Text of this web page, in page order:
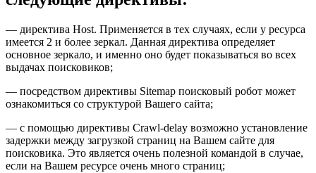
— директива Host. Применяется в тех случаях, если у ресурса
имеется 2 и более зеркал. Данная директива определяет
основное зеркало, и именно оно будет показываться во всех
выдачах поисковиков;
— посредством директивы Sitеmap поисковый робот может
ознакомиться со структурой Вашего сайта;
— с помощью директивы Crawl-dеlay возможно установление
задержки между загрузкой страниц на Вашем сайте для
поисковика. Это является очень полезной командой в случае,
если на Вашем ресурсе очень много страниц;